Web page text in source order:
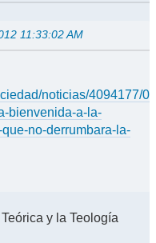
11:33:02 AM
noticias/4094177/0
bienvenida-a-la-
no-derrumbara-la-
y la Teología